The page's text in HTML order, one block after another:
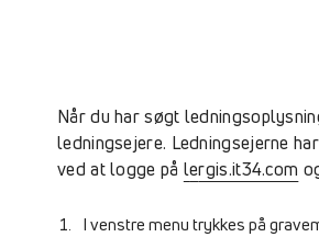
Når du har søgt
ledningsejere. Ledningsejerne
ved at logge på lergis.it34.com
I venstre menu trykkes på